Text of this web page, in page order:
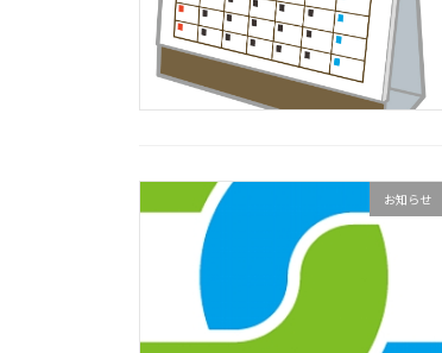
お知らせ